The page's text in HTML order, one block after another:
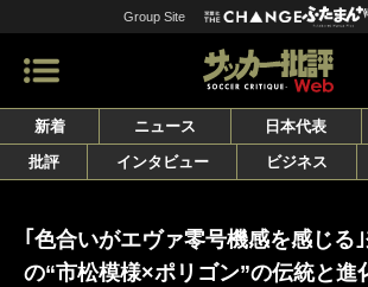
Group Site
新着 ニュース 日本代表
批評
インタビュー ビジネス
｢色合いがエヴァ零号機感を感じる
の“市松模様×ポリゴン”の伝統と進